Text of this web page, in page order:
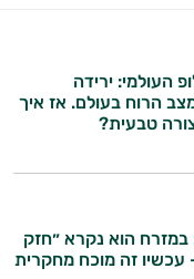
העולמי: ירידה
הרוח בעולם. אז איך
טבעית?
במזרח הוא נקרא ״חזק
עכשיו זה מוכח מחקרית